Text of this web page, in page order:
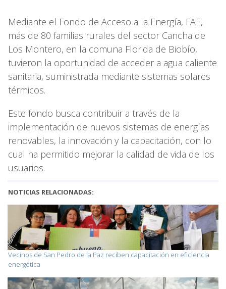
Mediante el Fondo de Acceso a la Energía, FAE,
más de 80 familias rurales del sector Cancha de
Los Montero, en la comuna Florida de Biobío,
tuvieron la oportunidad de acceder a agua caliente
sanitaria, suministrada mediante sistemas solares
térmicos.
Este fondo busca contribuir a través de la
implementación de nuevos sistemas de energías
renovables, la innovación y la capacitación, con lo
cual ha permitido mejorar la calidad de vida de los
usuarios.
NOTICIAS RELACIONADAS:
Vecinos de San Pedro de la Paz reciben capacitación en eficiencia
energética